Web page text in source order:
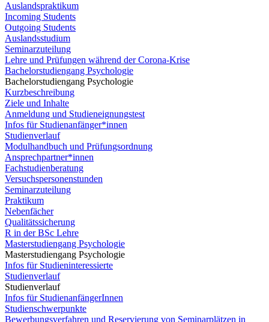
Auslandspraktikum
Incoming Students
Outgoing Students
Auslandsstudium
Seminarzuteilung
Lehre und Prüfungen während der Corona-Krise
Bachelorstudiengang Psychologie
Bachelorstudiengang Psychologie
Kurzbeschreibung
Ziele und Inhalte
Anmeldung und Studieneignungstest
Infos für Studienanfänger*innen
Studienverlauf
Modulhandbuch und Prüfungsordnung
Ansprechpartner*innen
Fachstudienberatung
Versuchspersonenstunden
Seminarzuteilung
Praktikum
Nebenfächer
Qualitätssicherung
R in der BSc Lehre
Masterstudiengang Psychologie
Masterstudiengang Psychologie
Infos für Studieninteressierte
Studienverlauf
Studienverlauf
Infos für StudienanfängerInnen
Studienschwerpunkte
Bewerbungsverfahren und Reservierung von Seminarplätzen in